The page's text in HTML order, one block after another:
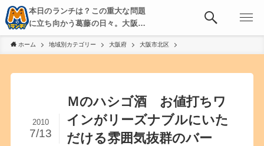
本日のランチは？この重大な問題
に立ち向かう葛藤の日々。大阪・
京都・神戸を中心とした食べ歩
き、飲み歩きを綴る。
ホーム 地域別カテゴリー 大阪府 大阪市北区
Ｍのハシゴ酒 お値打ちワ
インがリーズナブルにいた
だける雰囲気抜群のバー
2010
7/13